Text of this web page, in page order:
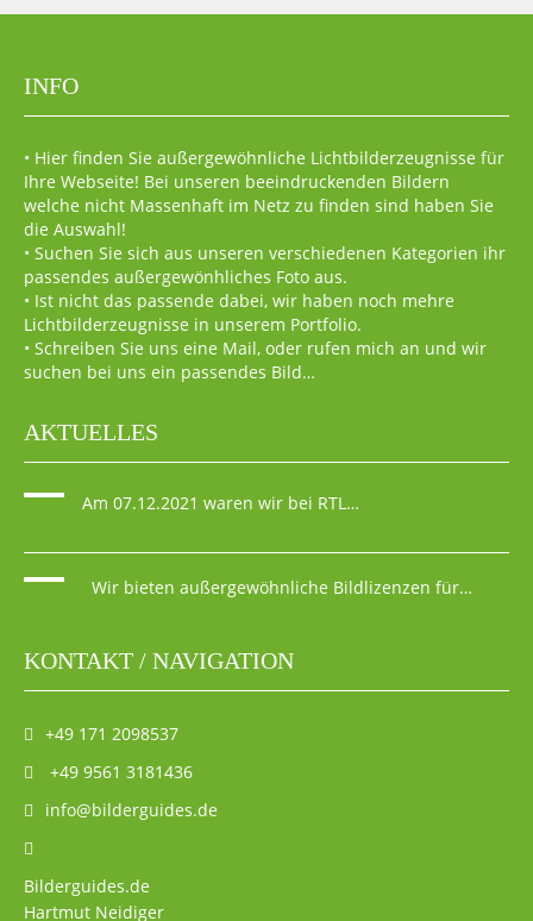
INFO
• Hier finden Sie außergewöhnliche Lichtbilderzeugnisse für
Ihre Webseite! Bei unseren beeindruckenden Bildern
welche nicht Massenhaft im Netz zu finden sind haben Sie
die Auswahl!
• Suchen Sie sich aus unseren verschiedenen Kategorien ihr
passendes außergewönhliches Foto aus.
• Ist nicht das passende dabei, wir haben noch mehre
Lichtbilderzeugnisse in unserem Portfolio.
• Schreiben Sie uns eine Mail, oder rufen mich an und wir
suchen bei uns ein passendes Bild…
AKTUELLES
Am 07.12.2021 waren wir bei RTL…
Wir bieten außergewöhnliche Bildlizenzen für…
KONTAKT / NAVIGATION
+49 171 2098537
+49 9561 3181436
info@bilderguides.de
Bilderguides.de
Hartmut Neidiger